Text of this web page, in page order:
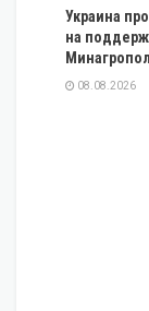
Украина
на
08.08.2026